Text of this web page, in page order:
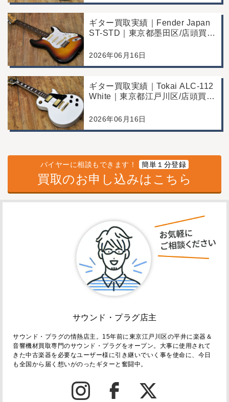
ギター買取実績｜Fender Japan
ST-STD｜東京都墨田区/店頭買
2026年06月16日
ギター買取実績｜Tokai ALC-112
White｜東京都江戸川区/店頭買
2026年06月16日
バイヤーに相談もできます！ 簡単１分登録
買取のお申し込みはこちら
サウンド・プラグ店主
サウンド・プラグの情熱店主。15年前に東京江戸川区の平井に楽器＆
音響機材買取専門のサウンド・プラグをオープン。大事に使用されて
きた中古楽器を必要なユーザー様に引き継いでいく事を使命に、今日
も全国から届く想いがのったギターと奮闘中。